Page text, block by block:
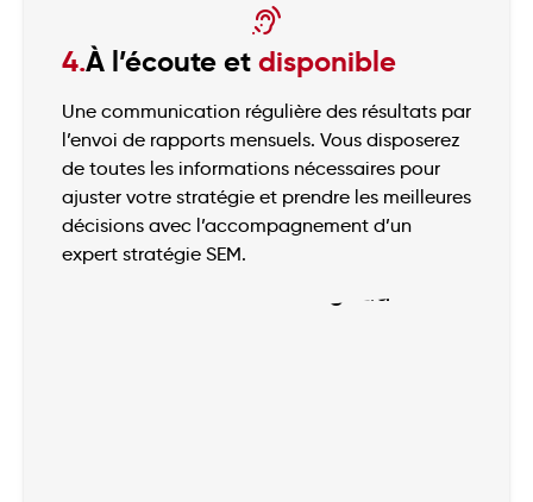
4.À l’écoute et disponible
Une communication régulière des résultats par
l’envoi de rapports mensuels. Vous disposerez
de toutes les informations nécessaires pour
ajuster votre stratégie et prendre les meilleures
décisions avec l’accompagnement d’un
expert stratégie SEM.